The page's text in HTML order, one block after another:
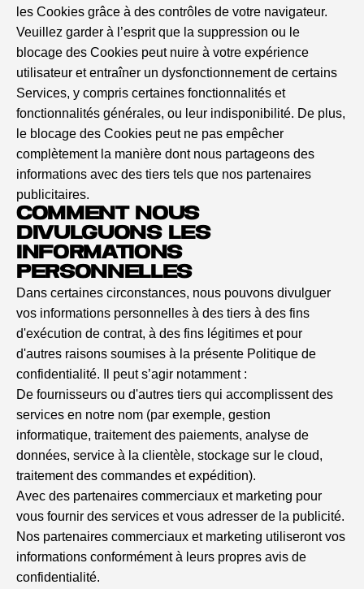
les Cookies grâce à des contrôles de votre navigateur.
Veuillez garder à l’esprit que la suppression ou le
blocage des Cookies peut nuire à votre expérience
utilisateur et entraîner un dysfonctionnement de certains
Services, y compris certaines fonctionnalités et
fonctionnalités générales, ou leur indisponibilité. De plus,
le blocage des Cookies peut ne pas empêcher
complètement la manière dont nous partageons des
informations avec des tiers tels que nos partenaires
publicitaires.
COMMENT NOUS
DIVULGUONS LES
INFORMATIONS
PERSONNELLES
Dans certaines circonstances, nous pouvons divulguer
vos informations personnelles à des tiers à des fins
d'exécution de contrat, à des fins légitimes et pour
d'autres raisons soumises à la présente Politique de
confidentialité. Il peut s’agir notamment :
De fournisseurs ou d'autres tiers qui accomplissent des
services en notre nom (par exemple, gestion
informatique, traitement des paiements, analyse de
données, service à la clientèle, stockage sur le cloud,
traitement des commandes et expédition).
Avec des partenaires commerciaux et marketing pour
vous fournir des services et vous adresser de la publicité.
Nos partenaires commerciaux et marketing utiliseront vos
informations conformément à leurs propres avis de
confidentialité.